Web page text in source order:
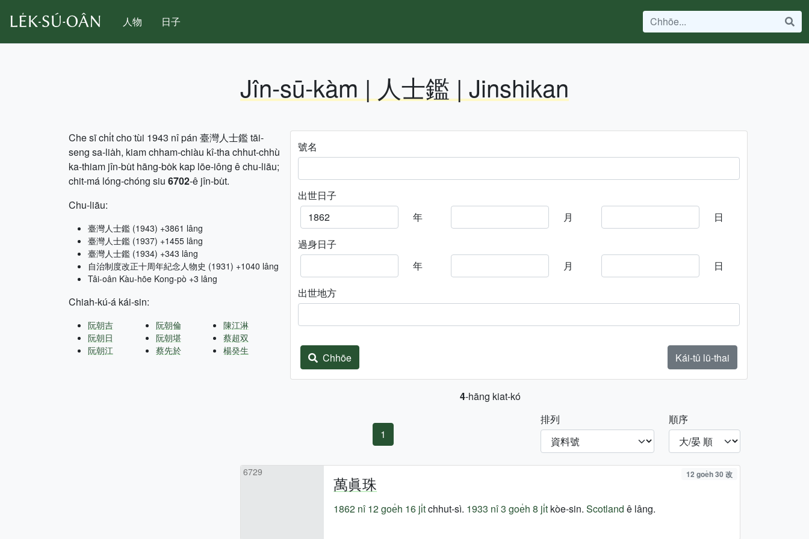
人物 日子
Jîn-sū-kàm | 人士鑑 | Jinshikan
Che sī chi̍t cho͘ tùi 1943 nî pán 臺灣人士鑑 tāi-
seng sa-lia̍h, kiam chham-chiàu kî-tha chhut-chhù
ka-thiam jîn-bu̍t hāng-bo̍k kap lōe-iông ê chu-liāu;
chit-má lóng-chóng siu 6702-ê jîn-bu̍t.
Chu-liāu:
臺灣人士鑑 (1943) +3861 lâng
臺灣人士鑑 (1937) +1455 lâng
臺灣人士鑑 (1934) +343 lâng
自治制度改正十周年紀念人物史 (1931) +1040 lâng
Tâi-oân Kàu-hōe Kong-pò +3 lâng
Chiah-kú-á kái-sin:
阮朝吉
阮朝日
阮朝江
阮朝倫
阮朝堪
蔡先於
陳江淋
蔡超双
楊癸生
號名
出世日子
年
月
日
過身日子
年
月
日
出世地方
Chhōe Kái-tû lū-thai
4-hāng kiat-kó
1
排列 順序
6729
萬眞珠 12 goe̍h 30 改
1862 nî 12 goe̍h 16 ji̍tchhut-sì. 1933 nî3 goe̍h 8 ji̍t kòe-sin.Scotland ê lâng.